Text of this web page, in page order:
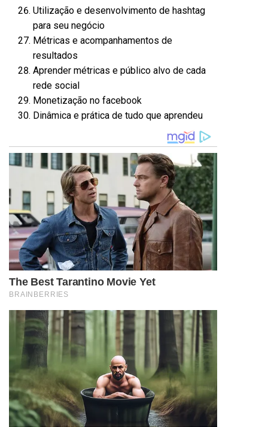
Utilização e desenvolvimento de hashtag
para seu negócio
Métricas e acompanhamentos de
resultados
Aprender métricas e público alvo de cada
rede social
Monetização no facebook
Dinâmica e prática de tudo que aprendeu